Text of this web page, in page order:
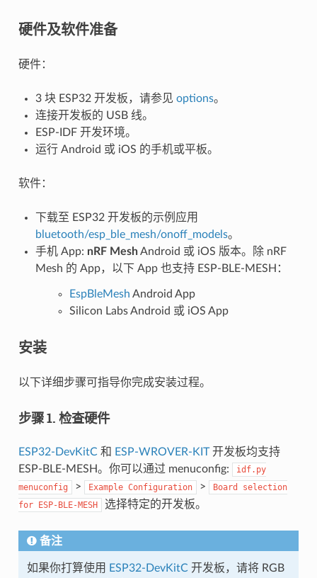
硬件及软件准备
硬件：
3 块 ESP32 开发板，请参见 options。
连接开发板的 USB 线。
ESP-IDF 开发环境。
运行 Android 或 iOS 的手机或平板。
软件：
下载至 ESP32 开发板的示例应用
bluetooth/esp_ble_mesh/onoff_models。
手机 App: nRF MeshAndroid 或 iOS 版本。除 nRF
Mesh 的 App，以下 App 也支持 ESP-BLE-MESH：
EspBleMesh Android App
Silicon Labs Android 或 iOS App
安装
以下详细步骤可指导你完成安装过程。
步骤 1. 检查硬件
ESP32-DevKitC和 ESP-WROVER-KIT开发板均支持
ESP-BLE-MESH。你可以通过 menuconfig:
idf.py
menuconfig
> Example Configuration > Board
selection
for ESP-BLE-MESH 选择特定的开发板。
备注
如果你打算使用 ESP32-DevKitC开发板，请将 RGB